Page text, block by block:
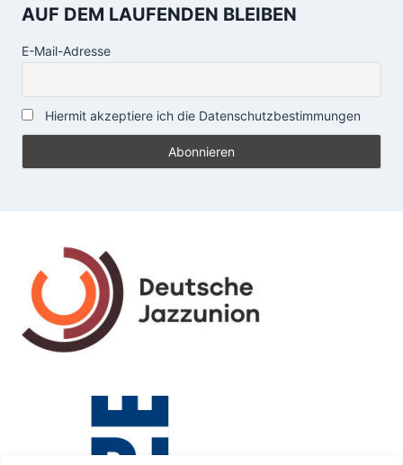
AUF DEM LAUFENDEN BLEIBEN
E-Mail-Adresse
Hiermit akzeptiere ich die Datenschutzbestimmungen